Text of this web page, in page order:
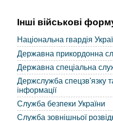
Інші військові
Національна гвардія
Державна прикордонна
Державна спеціальна
Держслужба спецзв'язку
інформації
Служба безпеки України
Служба зовнішньої